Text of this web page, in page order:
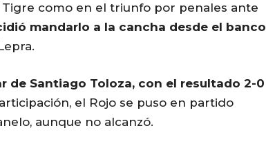
como en el triunfo por penales ante
mandarlo a la cancha desde el banco
de Santiago Toloza, con el resultado 2-0
el Rojo se puso en partido
aunque no alcanzó.